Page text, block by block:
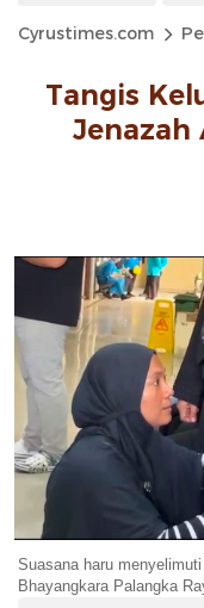
Cyrustimes.com
Tangis
Jenazah
Suasana haru
Bhayangkara Palangka